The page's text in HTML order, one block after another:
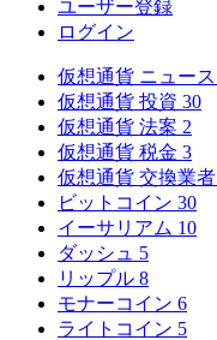
ユーザー登録
ログイン
仮想通貨 ニュース
仮想通貨 投資 30
仮想通貨 法案 2
仮想通貨 税金 3
仮想通貨 交換業者
ビットコイン 30
イーサリアム 10
ダッシュ 5
リップル 8
モナーコイン 6
ライトコイン 5